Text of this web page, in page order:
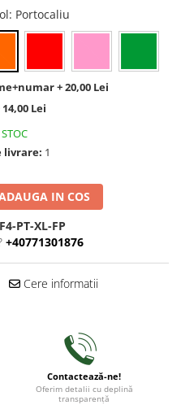
: Portocaliu
+ 20,00 Lei
Lei
livrare: 1
IN COS
PT-XL-FP
+40771301876
Cere informatii
Contactează-ne!
Oferim detalii cu deplină
transparență